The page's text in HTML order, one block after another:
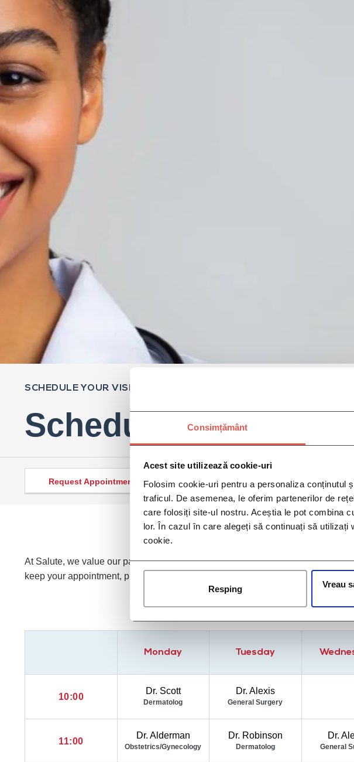
Consimțământ
Acest site utilizează cookie-uri
Folosim cookie-uri pentru a personaliza conținutul
traficul. De asemenea, le oferim partenerilor de
care folosiți site-ul nostru. Aceștia le pot combina
lor. În cazul în care alegeți să continuați să
cookie.
Resping Vreau
SCHEDULE YOUR VISIT
Schedule
Request Appointment >
At Salute, we value our patient’s time, and strive to run on time. We
keep your appointment, please contact our office at least 24 hours in advance to
Monday Tuesday
10:00
Dr. Scott
Dermatolog
Dr. Alexis
General Surgery
11:00
Dr. Alderman
Obstetrics/Gynecology
Dr. Robinson
Dermatolog
Dr.
General